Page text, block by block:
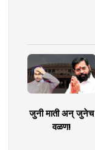
जुनी माती अन् जुनेच
वळण!